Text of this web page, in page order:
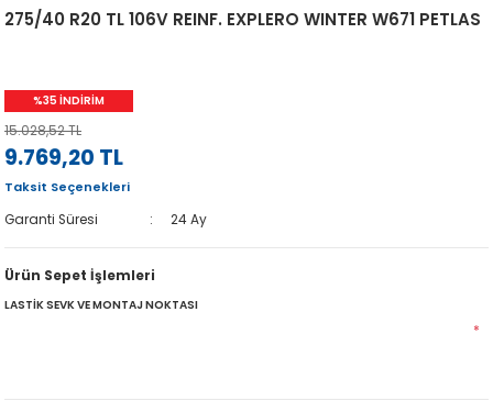
275/40 R20 TL 106V REINF. EXPLERO WINTER W671 PETLAS
%35 İNDİRİM
15.028,52 TL
9.769,20 TL
Taksit Seçenekleri
Garanti Süresi
24 Ay
Ürün Sepet İşlemleri
LASTİK SEVK VE MONTAJ NOKTASI
*